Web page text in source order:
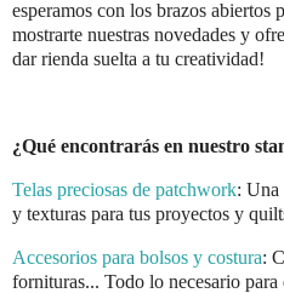
esperamos con los brazos abiertos
mostrarte nuestras novedades y
dar rienda suelta a tu creatividad!
¿Qué encontrarás en nuestro
Telas preciosas de patchwork: Una
y texturas para tus proyectos y
Accesorios para bolsos y costura:
fornituras... Todo lo necesario